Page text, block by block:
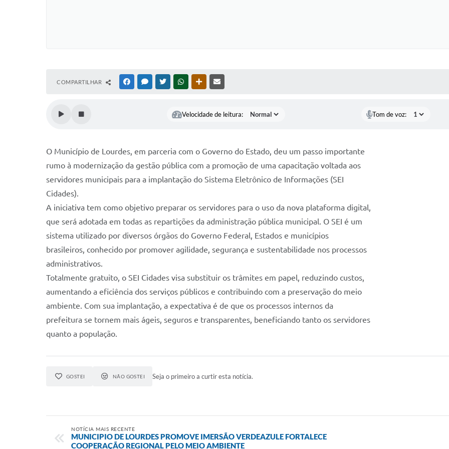
COMPARTILHAR FACEBOOKMESSENGER
TWITTERWHATSAPPOUTRAS MÍDIAS
Velocidade de leitura: Tom de voz:
O Município de Lourdes, em parceria com o Governo do Estado, deu um passo importante
rumo à modernização da gestão pública com a promoção de uma capacitação voltada aos
servidores municipais para a implantação do Sistema Eletrônico de Informações (SEI
Cidades).
A iniciativa tem como objetivo preparar os servidores para o uso da nova plataforma digital,
que será adotada em todas as repartições da administração pública municipal. O SEI é um
sistema utilizado por diversos órgãos do Governo Federal, Estados e municípios
brasileiros, conhecido por promover agilidade, segurança e sustentabilidade nos processos
administrativos.
Totalmente gratuito, o SEI Cidades visa substituir os trâmites em papel, reduzindo custos,
aumentando a eficiência dos serviços públicos e contribuindo com a preservação do meio
ambiente. Com sua implantação, a expectativa é de que os processos internos da
prefeitura se tornem mais ágeis, seguros e transparentes, beneficiando tanto os servidores
quanto a população.
GOSTEI NÃO GOSTEI Seja o primeiro a curtir esta notícia.
NOTÍCIA MAIS RECENTE
MUNICIPIO DE LOURDES PROMOVE IMERSÃO VERDEAZULE FORTALECE
COOPERAÇÃO REGIONAL PELO MEIO AMBIENTE